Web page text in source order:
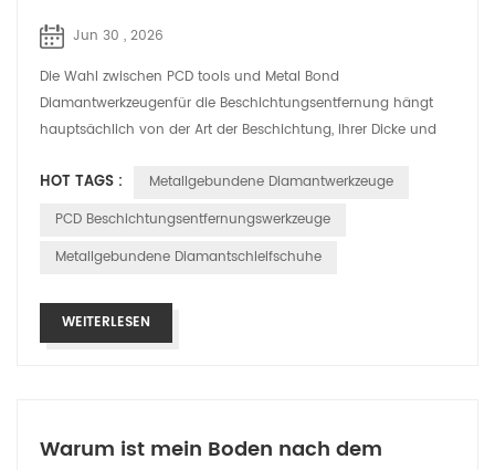
Jun 30 , 2026
Die Wahl zwischen PCD tools und Metal Bond
Diamantwerkzeugenfür die Beschichtungsentfernung hängt
hauptsächlich von der Art der Beschichtung, ihrer Dicke und
HOT TAGS :
Metallgebundene Diamantwerkzeuge
PCD Beschichtungsentfernungswerkzeuge
Metallgebundene Diamantschleifschuhe
WEITERLESEN
Warum ist mein Boden nach dem